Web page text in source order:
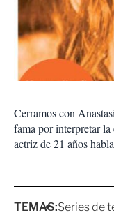
Cerramos con
fama por interpretar
actriz de 21 años
TEMAS:Series de